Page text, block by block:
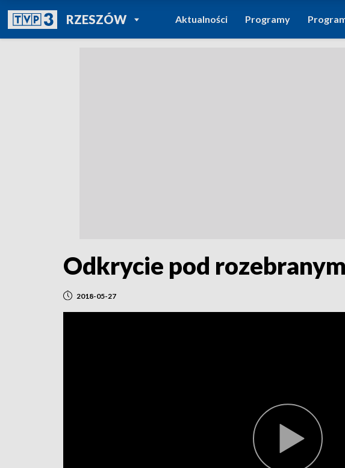
RZESZÓWPOWRÓT DO
TVP REGIONY
Aktualności Programy
Odkrycie pod
2018-05-27